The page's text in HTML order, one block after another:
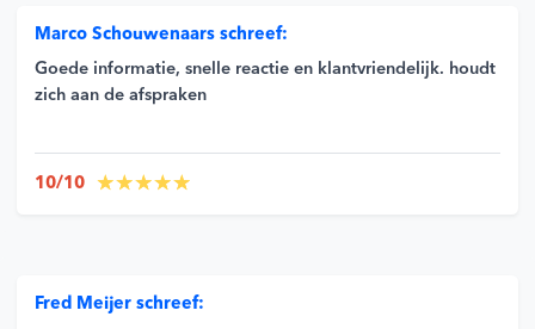
Marco Schouwenaars schreef:
Goede informatie, snelle reactie en klantvriendelijk. houdt
zich aan de afspraken
10/10
Fred Meijer schreef: